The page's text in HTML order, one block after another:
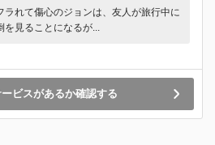
ラれて傷心のジョンは、友人が旅行中に
を見ることになるが...
ビスがあるか確認する